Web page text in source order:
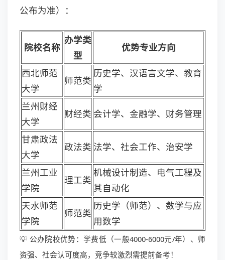
公布为准）：
院校名称
办学类
型
优势专业方向
西北师范
大学
师范类
历史学、汉语言文学、教育
学
兰州财经
大学
财经类 会计学、金融学、财务管理
甘肃政法
大学
政法类 法学、社会工作、治安学
兰州工业
学院
理工类
机械设计制造、电气工程及
其自动化
天水师范
学院
师范类
历史学（师范）、数学与应
用数学
💡 公办院校优势：学费低（一般4000-6000元/年）、师
资强、社会认可度高，竞争较激烈需提前备考！